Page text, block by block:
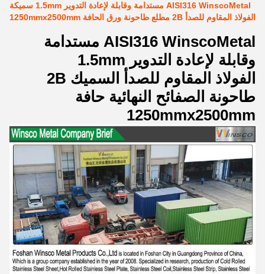
AISI316 WinscoMetal مستدامة وقابلة لإعادة التدوير 1.5mm سميكة
الفولاذ المقاوم للصدأ 2B مطلع طاحونة ورق الحافة 1250mmx2500mm
AISI316 WinscoMetal مستدامة
وقابلة لإعادة التدوير 1.5mm
الفولاذ المقاوم للصدأ السميك 2B
طاحونة الصفائح النهائية حافة
1250mmx2500mm